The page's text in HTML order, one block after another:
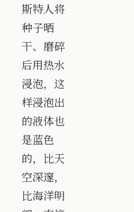
斯特人将
种子晒
干、磨碎
后用热水
浸泡，这
样浸泡出
的液体也
是蓝色
的，比天
空深邃，
比海洋明